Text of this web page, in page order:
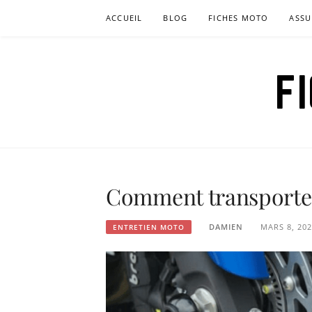
ACCUEIL BLOG FICHES MOTO
Comment
ENTRETIEN MOTO DAMIEN MARS 8,